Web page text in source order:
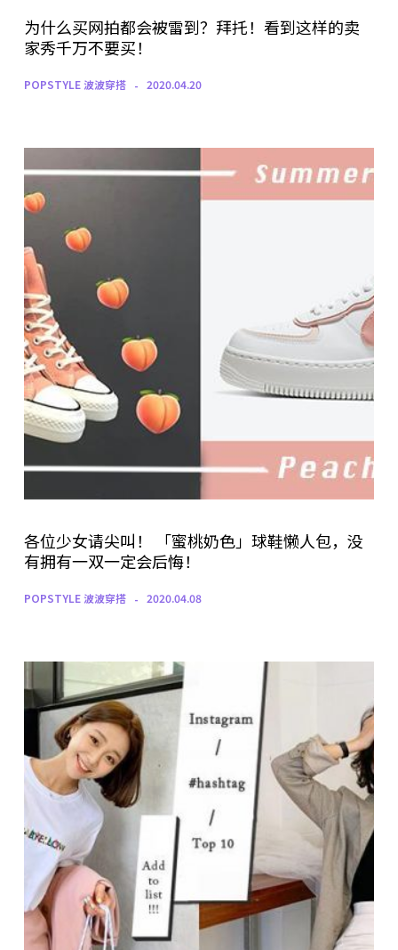
为什么买网拍都会被雷到？拜托！看到这样的卖
家秀千万不要买！
POPSTYLE 波波穿搭 2020.04.20
各位少女请尖叫！ 「蜜桃奶色」球鞋懒人包，没
有拥有一双一定会后悔！
POPSTYLE 波波穿搭 2020.04.08